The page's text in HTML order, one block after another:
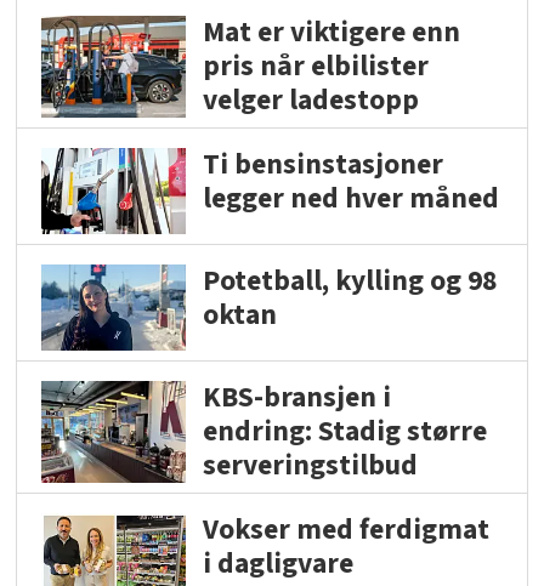
Mat er viktigere enn
pris når elbilister
velger ladestopp
Ti bensinstasjoner
legger ned hver måned
Potetball, kylling og 98
oktan
KBS-bransjen i
endring: Stadig større
serveringstilbud
Vokser med ferdigmat
i dagligvare